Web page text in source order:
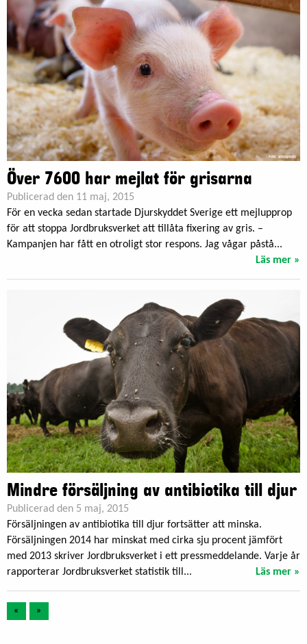
Över 7600 har mejlat för grisarna
Publicerad den 11 maj, 2015
För en vecka sedan startade Djurskyddet Sverige ett mejlupprop
för att stoppa Jordbruksverket att tillåta fixering av gris. –
Kampanjen har fått en otroligt stor respons. Jag vågar påstå...
Läs mer »
Mindre försäljning av antibiotika till djur
Publicerad den 5 maj, 2015
Försäljningen av antibiotika till djur fortsätter att minska.
Försäljningen 2014 har minskat med cirka sju procent jämfört
med 2013 skriver Jordbruksverket i ett pressmeddelande. Varje år
rapporterar Jordbruksverket statistik till...
Läs mer »
« »